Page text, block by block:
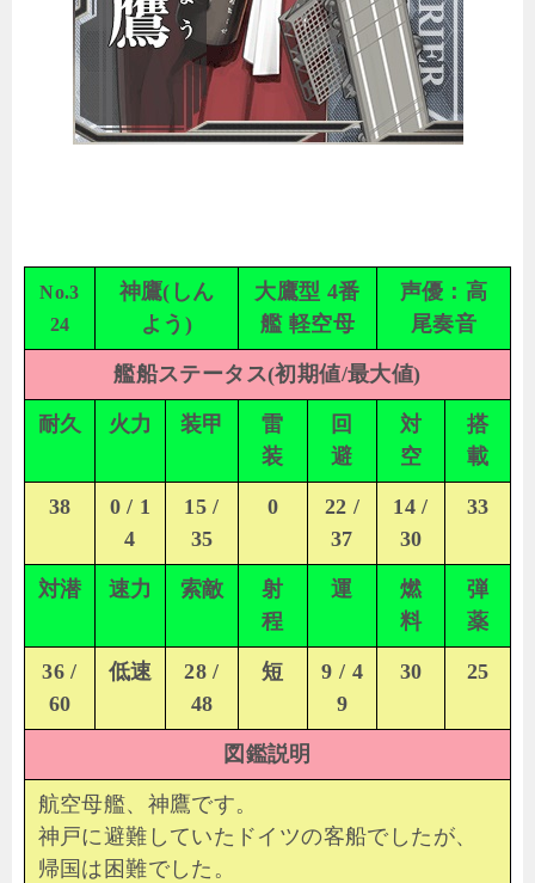
No.3
24
神鷹(しん
よう)
大鷹型 4番
艦 軽空母
声優：高
尾奏音
艦船ステータス(初期値/最大値)
耐久 火力 装甲
雷
装
回
避
対
空
搭
載
38
0 / 1
4
15 /
35
0
22 /
37
14 /
30
33
対潜 速力 索敵
射
程
運
燃
料
弾
薬
36 /
60
低速
28 /
48
短
9 / 4
9
30 25
図鑑説明
航空母艦、神鷹です。
神戸に避難していたドイツの客船でしたが、
帰国は困難でした。